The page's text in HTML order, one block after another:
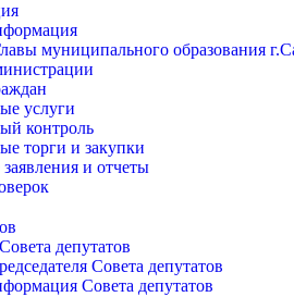
муниципального образования
услуги
контроль
торги и закупки
и отчеты
депутатов
Совета депутатов
Совета депутатов